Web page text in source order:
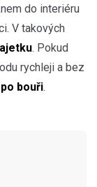
do interiéru
V takových
. Pokud
rychleji a bez
bouři.